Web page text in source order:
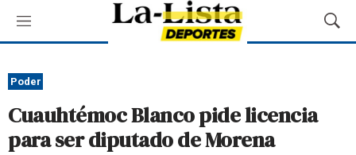
M
e
ú
M
o
Poder
Cuauhtémoc Blanco pide licencia
para ser diputado de Morena